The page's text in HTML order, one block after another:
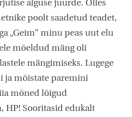
alguse juurde. Olles
poolt saadetud teadet,
„Geim” minu peas uut elu
mõeldud mäng oli
mängimiseks. Lugege
ja mõistate paremini
mõned lõigud
HP! Sooritasid edukalt